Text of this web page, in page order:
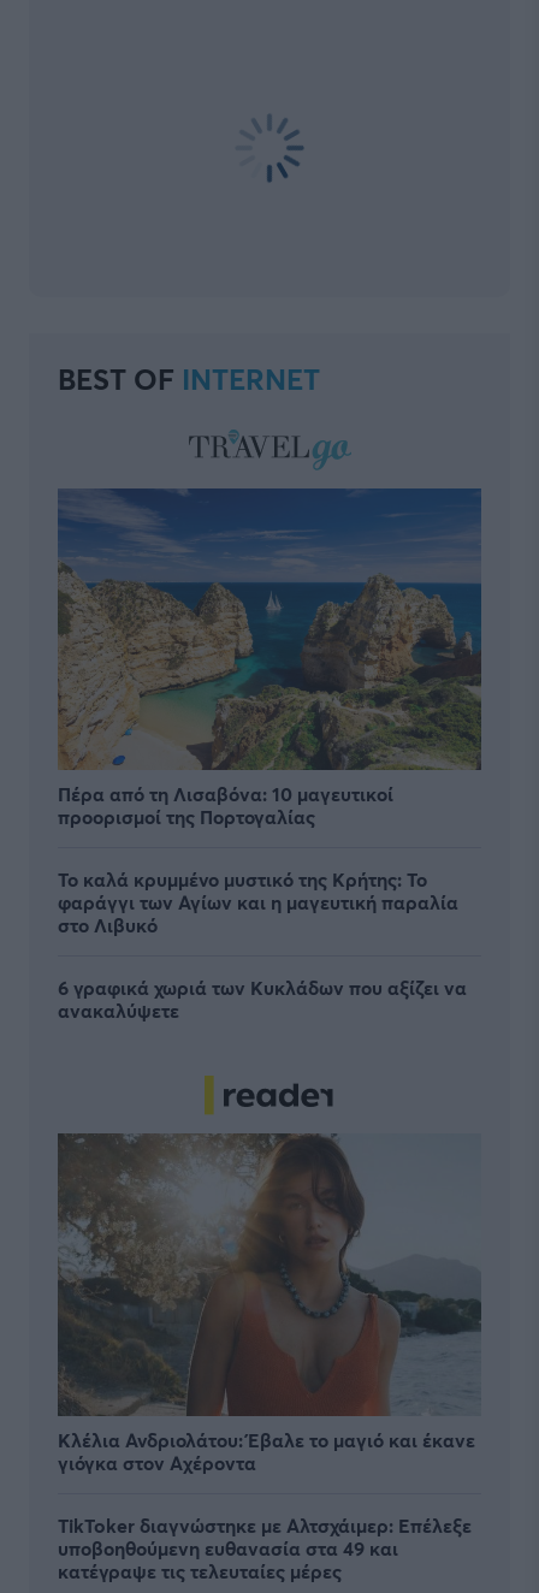
BEST OF INTERNET
Πέρα από τη Λισαβόνα: 10 μαγευτικοί
προορισμοί της Πορτογαλίας
Το καλά κρυμμένο μυστικό της Κρήτης: Το
φαράγγι των Αγίων και η μαγευτική παραλία
στο Λιβυκό
6 γραφικά χωριά των Κυκλάδων που αξίζει να
ανακαλύψετε
Κλέλια Ανδριολάτου: Έβαλε το μαγιό και έκανε
γιόγκα στον Αχέροντα
TikToker διαγνώστηκε με Αλτσχάιμερ: Επέλεξε
υποβοηθούμενη ευθανασία στα 49 και
κατέγραψε τις τελευταίες μέρες